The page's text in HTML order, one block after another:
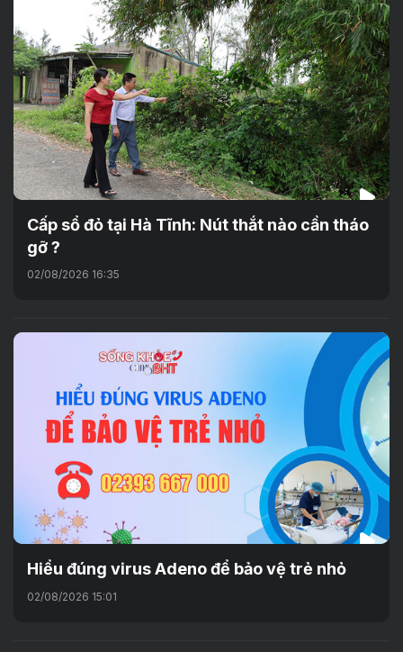
Cấp sổ đỏ tại Hà Tĩnh: Nút thắt nào cần tháo
gỡ ?
02/08/2026 16:35
Hiểu đúng virus Adeno để bảo vệ trẻ nhỏ
02/08/2026 15:01